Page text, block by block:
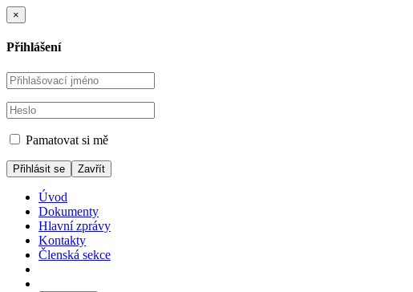
×
Přihlášení
Pamatovat si mě
Zavřít
Úvod
Dokumenty
Hlavní zprávy
Kontakty
Členská sekce